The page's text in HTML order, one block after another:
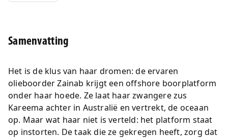
Samenvatting
Het is de klus van haar dromen: de ervaren
olieboorder Zainab krijgt een offshore boorplatform
onder haar hoede. Ze laat haar zwangere zus
Kareema achter in Australië en vertrekt, de oceaan
op. Maar wat haar niet is verteld: het platform staat
op instorten. De taak die ze gekregen heeft, zorg dat